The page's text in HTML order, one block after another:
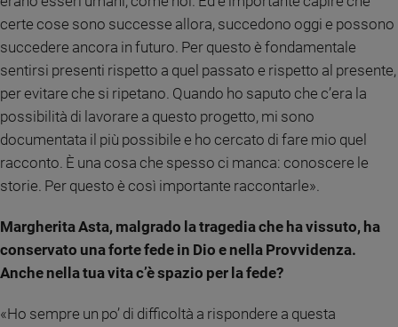
certe cose sono successe allora, succedono oggi e possono
succedere ancora in futuro. Per questo è fondamentale
sentirsi presenti rispetto a quel passato e rispetto al presente,
per evitare che si ripetano. Quando ho saputo che c’era la
possibilità di lavorare a questo progetto, mi sono
documentata il più possibile e ho cercato di fare mio quel
racconto. È una cosa che spesso ci manca: conoscere le
storie. Per questo è così importante raccontarle».
Margherita Asta, malgrado la tragedia che ha vissuto, ha
conservato una forte fede in Dio e nella Provvidenza.
Anche nella tua vita c’è spazio per la fede?
«Ho sempre un po’ di difficoltà a rispondere a questa